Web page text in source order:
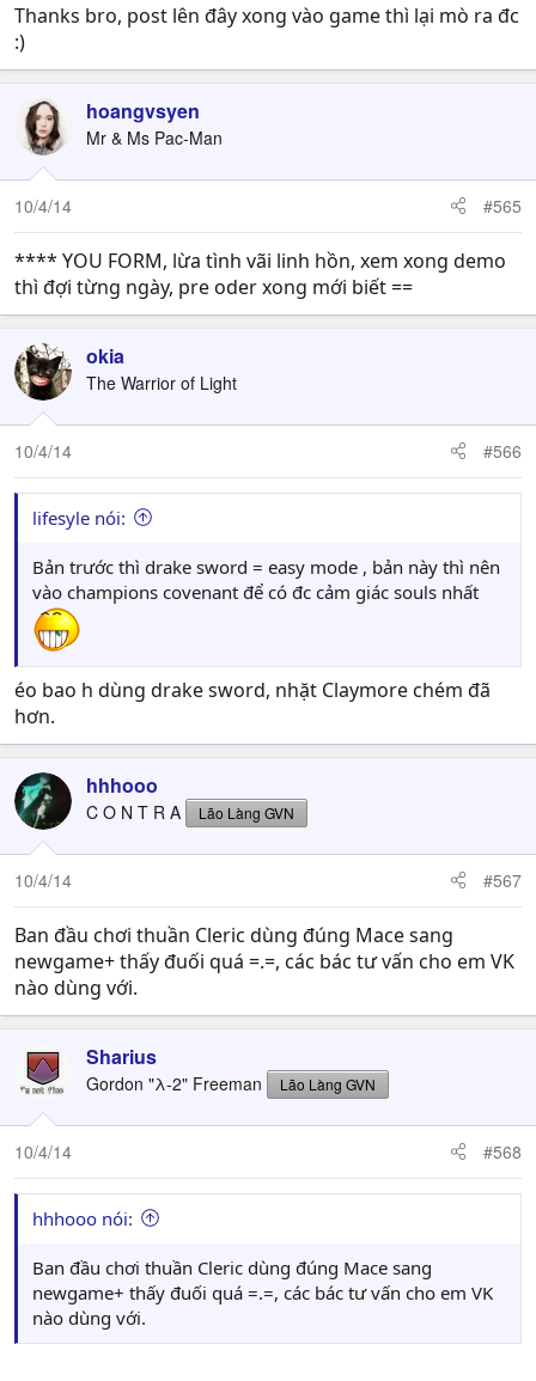
Thanks bro, post lên đây xong vào game thì lại mò ra đc
:)
hoangvsyen
Mr & Ms Pac-Man
10/4/14 #565
**** YOU FORM, lừa tình vãi linh hồn, xem xong demo
thì đợi từng ngày, pre oder xong mới biết ==
okia
The Warrior of Light
10/4/14 #566
lifesyle nói:
Bản trước thì drake sword = easy mode , bản này thì nên
vào champions covenant để có đc cảm giác souls nhất
éo bao h dùng drake sword, nhặt Claymore chém đã
hơn.
hhhooo
C O N T R A Lão Làng GVN
10/4/14 #567
Ban đầu chơi thuần Cleric dùng đúng Mace sang
newgame+ thấy đuối quá =.=, các bác tư vấn cho em VK
nào dùng với.
Sharius
Gordon "λ-2" Freeman Lão Làng GVN
10/4/14 #568
hhhooo nói:
Ban đầu chơi thuần Cleric dùng đúng Mace sang
newgame+ thấy đuối quá =.=, các bác tư vấn cho em VK
nào dùng với.